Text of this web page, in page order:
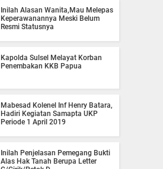
Inilah Alasan Wanita,Mau Melepas
Keperawanannya Meski Belum
Resmi Statusnya
Kapolda Sulsel Melayat Korban
Penembakan KKB Papua
Mabesad Kolenel Inf Henry Batara,
Hadiri Kegiatan Samapta UKP
Periode 1 April 2019
Inilah Penjelasan Pemegang Bukti
Alas Hak Tanah Berupa Letter